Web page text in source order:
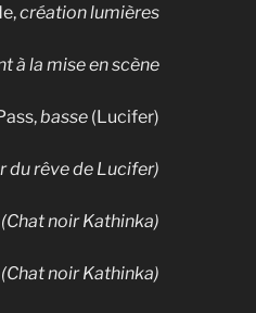
création lumières
à la mise en scène
basse (Lucifer)
du rêve de Lucifer)
noir Kathinka)
noir Kathinka)